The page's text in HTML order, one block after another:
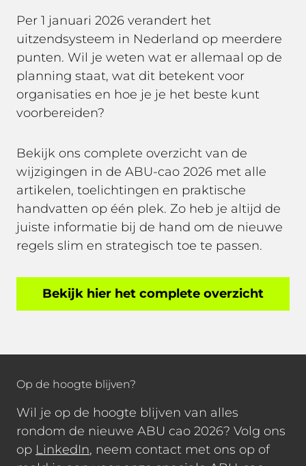
Per 1 januari 2026 verandert het
uitzendsysteem in Nederland op meerdere
punten. Wil je weten wat er allemaal op de
planning staat, wat dit betekent voor
organisaties en hoe je je het beste kunt
voorbereiden?
Bekijk ons complete overzicht van de
wijzigingen in de ABU-cao 2026 met alle
artikelen, toelichtingen en praktische
handvatten op één plek. Zo heb je altijd de
juiste informatie bij de hand om de nieuwe
regels slim en strategisch toe te passen.
Bekijk hier het complete overzicht
Op de hoogte blijven?
Wil je op de hoogte blijven van alles
rondom de nieuwe ABU cao 2026? Volg ons
op LinkedIn, neem contact met ons op of